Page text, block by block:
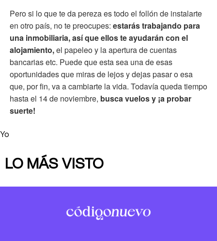
Pero si lo que te da pereza es todo el follón de instalarte
en otro país, no te preocupes: estarás trabajando para
una inmobiliaria, así que ellos te ayudarán con el
alojamiento,el papeleo y la apertura de cuentas
bancarias etc. Puede que esta sea una de esas
oportunidades que miras de lejos y dejas pasar o esa
que, por fin, va a cambiarte la vida. Todavía queda tiempo
hasta el 14 de noviembre, busca vuelos y ¡a probar
suerte!
Yo
LO MÁS VISTO